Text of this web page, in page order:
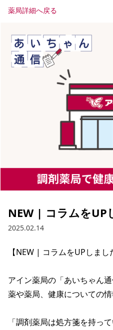
薬局詳細へ戻る
NEW | コラムをUP
2025.02.14
【NEW | コラムをUPしまし
アイン薬局の「あいちゃん
薬や薬局、健康についての情
「調剤薬局は処方箋を持っ